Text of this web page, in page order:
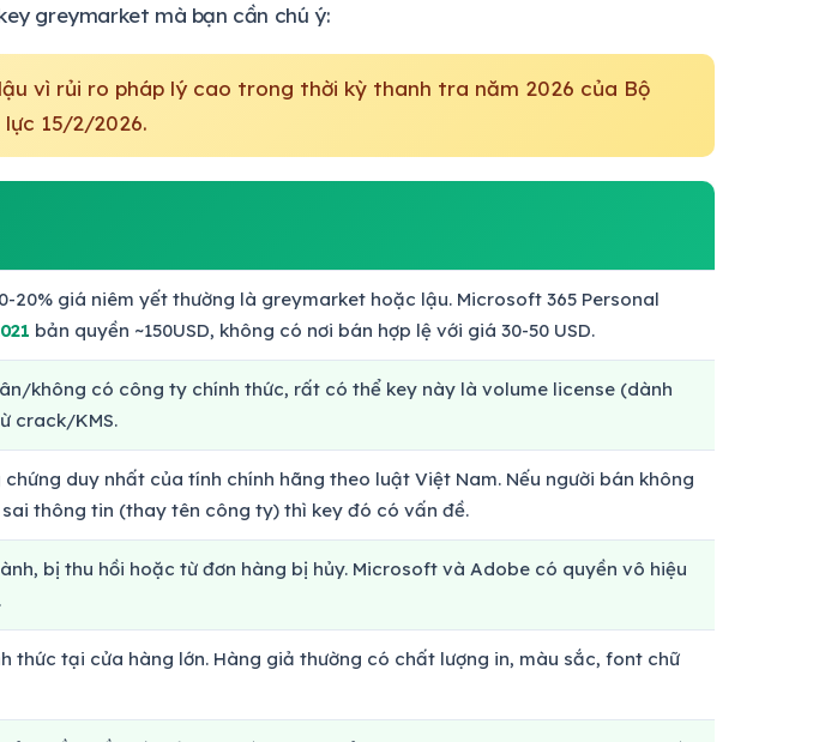
greymarket mà bạn cần chú ý:
vì rủi ro pháp lý cao trong thời kỳ thanh tra năm 2026 của Bộ
15/2/2026.
20% giá niêm yết thường là greymarket hoặc lậu. Microsoft 365 Personal
bản quyền ~150USD, không có nơi bán hợp lệ với giá 30-50 USD.
không có công ty chính thức, rất có thể key này là volume license (dành
crack/KMS.
chứng duy nhất của tính chính hãng theo luật Việt Nam. Nếu người bán không
thông tin (thay tên công ty) thì key đó có vấn đề.
bị thu hồi hoặc từ đơn hàng bị hủy. Microsoft và Adobe có quyền vô hiệu
thức tại cửa hàng lớn. Hàng giả thường có chất lượng in, màu sắc, font chữ